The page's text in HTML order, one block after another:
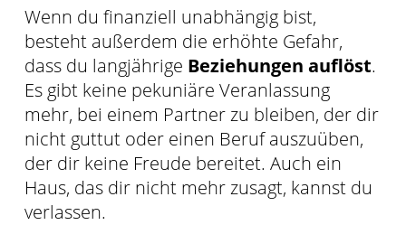
Wenn du finanziell unabhängig bist,
besteht außerdem die erhöhte Gefahr,
dass du langjährige Beziehungen auflöst.
Es gibt keine pekuniäre Veranlassung
mehr, bei einem Partner zu bleiben, der dir
nicht guttut oder einen Beruf auszuüben,
der dir keine Freude bereitet. Auch ein
Haus, das dir nicht mehr zusagt, kannst du
verlassen.